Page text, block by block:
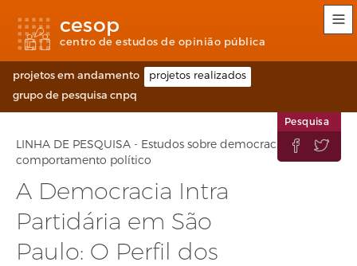
acessibilidade
para
conteúdo
para
rodapé
idioma
(Language
selection)
cesop
centro de estudos de opinião pública
projetos em andamento
projetos realizados
grupo de pesquisa cnpq
LINHA DE PESQUISA - Estudos sobre democracia e
comportamento político
A Democracia Intra
Partidária em São
Paulo: O Perfil dos
Pesquisa
 